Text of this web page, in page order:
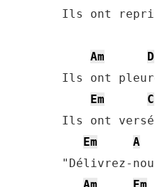
Ils ont repris
Am D
Ils ont
Em
C
Ils ont
Em
A
"Délivrez-